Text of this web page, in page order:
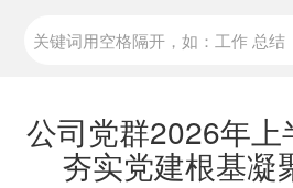
公司党群2026年上
夯实党建根基凝